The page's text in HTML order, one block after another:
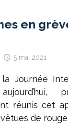
en
5 mai 2021
la Journée
réunis cet
de rouge